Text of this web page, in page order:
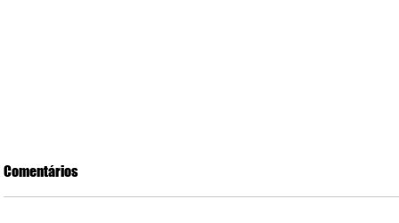
Comentários